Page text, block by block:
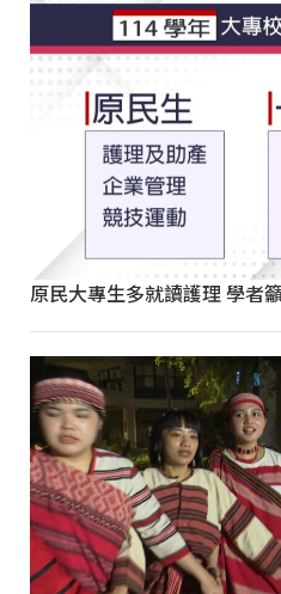
原民大專生多就讀護理 學者